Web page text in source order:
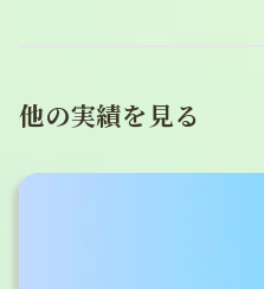
他の実績を見る